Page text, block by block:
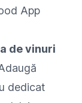
App
de vinuri
dedicat